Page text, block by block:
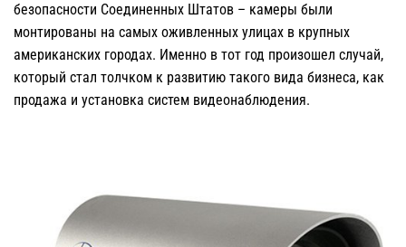
безопасности Соединенных Штатов – камеры были
монтированы на самых оживленных улицах в крупных
американских городах. Именно в тот год произошел случай,
который стал толчком к развитию такого вида бизнеса, как
продажа и установка систем видеонаблюдения.